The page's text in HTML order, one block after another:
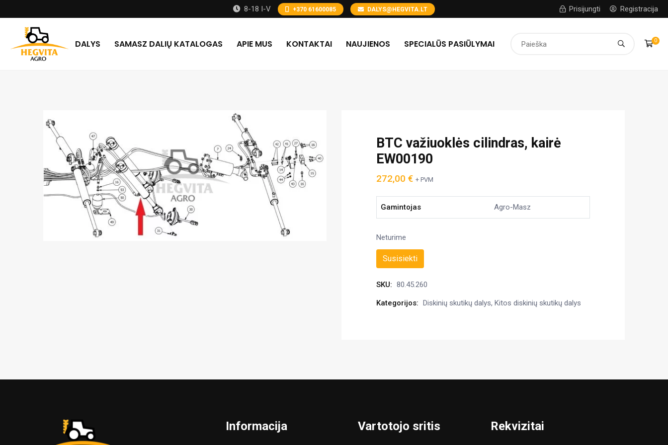
8-18 I-V +370 61600085 DALYS@HEGVITA.LT Prisijungti Registracija
DALYS SAMASZ DALIŲ KATALOGAS APIE MUS KONTAKTAI NAUJIENOS SPECIALŪS PASIŪLYMAI 0
BTC važiuoklės cilindras, kairė
EW00190
272,00 € + PVM
Gamintojas Agro-Masz
Neturime
Susisiekti
SKU: 80.45.260
Kategorijos: Diskinių skutikų dalys, Kitos diskinių skutikų dalys
Informacija Vartotojo sritis Rekvizitai